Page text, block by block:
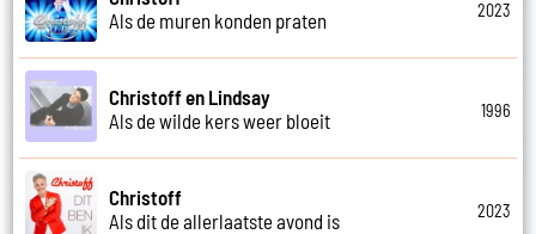
Als de muren konden praten
2023
Christoff en Lindsay
Als de wilde kers weer bloeit
1996
Christoff
Als dit de allerlaatste avond is
2023